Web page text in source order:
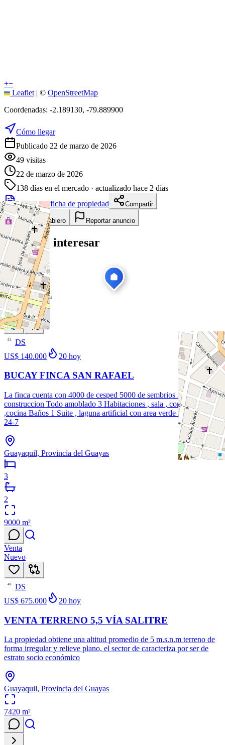
+−
Leaflet | © OpenStreetMap
Coordenadas: -2.189130, -79.889900
Cómo llegar
Publicado 22 de marzo de 2026
49 visitas
22 de marzo de 2026
138 días en el mercado · actualizado hace 2 días
Descargar ficha de propiedad
Compartir
Añadir a tablero Reportar anuncio
Te puede interesar
Ver todas
Venta
Nuevo
53
DS
US$ 140.000
20 hoy
BUCAY FINCA SAN RAFAEL
La finca cuenta con 4000 de cesped 5000 de sembrios 240m2 de
construccion Todo amoblado 3 Habitaciones , sala , comedor
,cocina Baños 1 Suite , laguna artificial con area verde Seguridad
24-7
Guayaquil, Provincia del Guayas
3
2
9000 m²
Venta
Nuevo
48
DS
US$ 675.000
20 hoy
VENTA TERRENO 5,5 VÍA SALITRE
La propiedad obtiene una altitud promedio de 5 m.s.n.m terreno de
forma irregular y relieve plano, el sector de caracteriza por ser de
estrato socio económico
Guayaquil, Provincia del Guayas
7420 m²